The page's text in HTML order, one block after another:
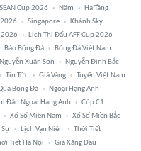
Cup 2026 Năm
Hạ Tầng
2026 Singapore
Khánh Sky
2026
Lịch Thi Đấu AFF Cup 2026
Báo Bóng Đá
Bóng Đá Việt Nam
Nguyễn Xuân Son
Nguyễn Đình Bắc
Tin Tức Giá Vàng
Tuyển Việt Nam
Bóng Đá
Ngoại Hạng Anh
Đấu Ngoại Hạng Anh
Cúp C1
Xổ Số Miền Nam
Xổ Số Miền Bắc
Sự Lịch Vạn Niên
Thời Tiết
Tiết Hà Nội Giá Xăng Dầu